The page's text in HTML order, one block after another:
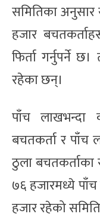
समितिका अनुसार
हजार
फिर्ता गर्नुपर्ने
रहेका छन्।
पाँच लाखभन्दा
बचतकर्ता र पाँच
ठुला
७६ हजारमध्ये
हजार रहेको